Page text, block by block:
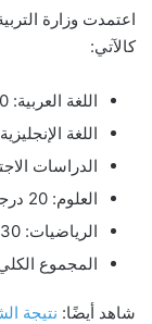
اعتمدت وزارة
كالآتي:
اللغة العربية: 40 درجة.
اللغة الإنجليزية: 30
الدراسات
العلوم: 20 درجة.
الرياضيات: 30 درجة.
المجموع الكلي: 140
شاهد أيضًا: نتيجة